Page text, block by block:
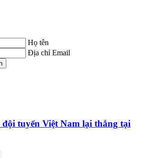
Họ tên
Địa chỉ Email
đội tuyển Việt Nam lại thắng tại